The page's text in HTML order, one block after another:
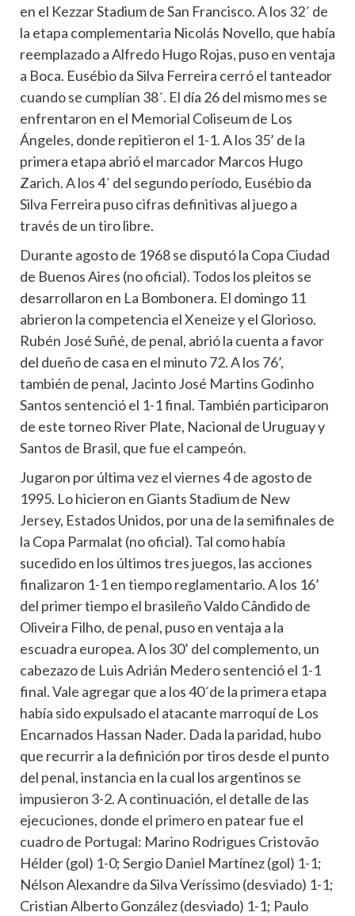
en el Kezzar Stadium de San Francisco. A los 32´ de
la etapa complementaria Nicolás Novello, que había
reemplazado a Alfredo Hugo Rojas, puso en ventaja
a Boca. Eusébio da Silva Ferreira cerró el tanteador
cuando se cumplían 38´. El día 26 del mismo mes se
enfrentaron en el Memorial Coliseum de Los
Ángeles, donde repitieron el 1-1. A los 35’ de la
primera etapa abrió el marcador Marcos Hugo
Zarich. A los 4´ del segundo período, Eusébio da
Silva Ferreira puso cifras definitivas al juego a
través de un tiro libre.
Durante agosto de 1968 se disputó la Copa Ciudad
de Buenos Aires (no oficial). Todos los pleitos se
desarrollaron en La Bombonera. El domingo 11
abrieron la competencia el Xeneize y el Glorioso.
Rubén José Suñé, de penal, abrió la cuenta a favor
del dueño de casa en el minuto 72. A los 76’,
también de penal, Jacinto José Martins Godinho
Santos sentenció el 1-1 final. También participaron
de este torneo River Plate, Nacional de Uruguay y
Santos de Brasil, que fue el campeón.
Jugaron por última vez el viernes 4 de agosto de
1995. Lo hicieron en Giants Stadium de New
Jersey, Estados Unidos, por una de la semifinales de
la Copa Parmalat (no oficial). Tal como había
sucedido en los últimos tres juegos, las acciones
finalizaron 1-1 en tiempo reglamentario. A los 16’
del primer tiempo el brasileño Valdo Cândido de
Oliveira Filho, de penal, puso en ventaja a la
escuadra europea. A los 30’ del complemento, un
cabezazo de Luis Adrián Medero sentenció el 1-1
final. Vale agregar que a los 40´de la primera etapa
había sido expulsado el atacante marroquí de Los
Encarnados Hassan Nader. Dada la paridad, hubo
que recurrir a la definición por tiros desde el punto
del penal, instancia en la cual los argentinos se
impusieron 3-2. A continuación, el detalle de las
ejecuciones, donde el primero en patear fue el
cuadro de Portugal: Marino Rodrigues Cristovão
Hélder (gol) 1-0; Sergio Daniel Martínez (gol) 1-1;
Nélson Alexandre da Silva Veríssimo (desviado) 1-1;
Cristian Alberto González (desviado) 1-1; Paulo